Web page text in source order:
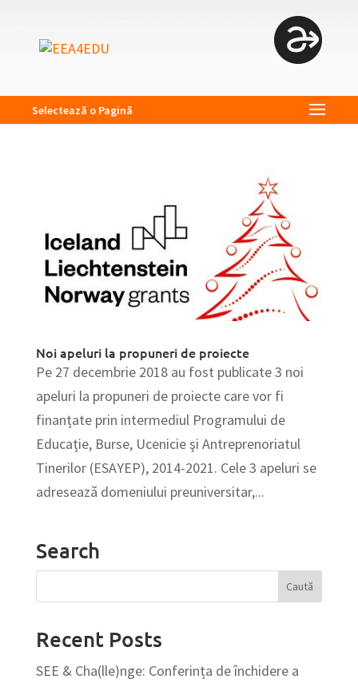
Selectează o Pagină
Noi apeluri la propuneri de proiecte
Pe 27 decembrie 2018 au fost publicate 3 noi
apeluri la propuneri de proiecte care vor fi
finanțate prin intermediul Programului de
Educaţie, Burse, Ucenicie şi Antreprenoriatul
Tinerilor (ESAYEP), 2014-2021. Cele 3 apeluri se
adresează domeniului preuniversitar,...
Search
Recent Posts
SEE & Cha(lle)nge: Conferința de închidere a